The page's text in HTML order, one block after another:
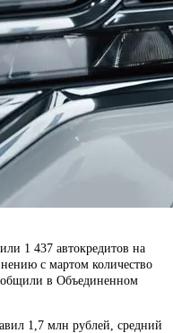
1 437 автокредитов на
с мартом количество
в Объединенном
1,7 млн рублей, средний